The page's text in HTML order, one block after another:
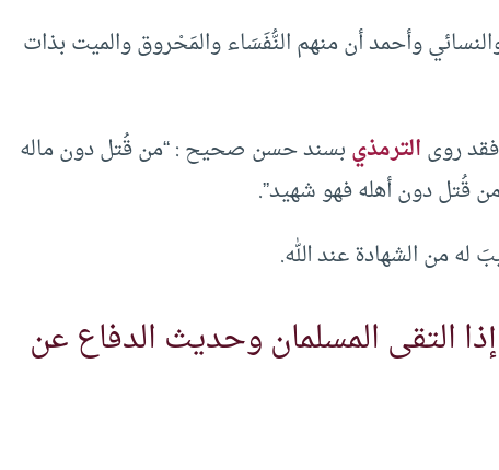
وأحمد أن منهم النُّفَسَاء والمَحْروق والميت بذات
فقد روىالترمذيبسند حسن صحيح : “من قُتل دون ماله
قُتل دون أهله فهو شهيد”.
من الشهادة عند الله.
التقى المسلمان وحديث الدفاع عن